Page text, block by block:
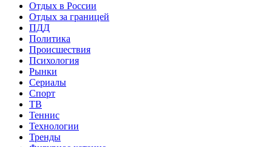
Отдых в России
Отдых за границей
ПДД
Политика
Происшествия
Психология
Рынки
Сериалы
Спорт
ТВ
Теннис
Технологии
Тренды